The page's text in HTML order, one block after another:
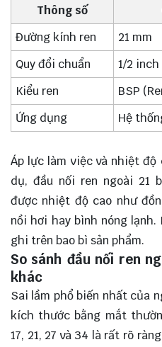
Thông số
Đường kính ren
21 mm
Quy đổi chuẩn
1/2 inch
Kiểu ren
BSP
Ứng dụng
Hệ
Áp lực làm việc và nhiệt độ
dụ, đầu nối ren ngoài 21
được nhiệt độ cao như
nồi hơi hay bình nóng
ghi trên bao bì sản phẩm.
So sánh đầu nối ren
khác
Sai lầm phổ biến nhất của
kích thước bằng mắt
17, 21, 27 và 34 là rất rõ